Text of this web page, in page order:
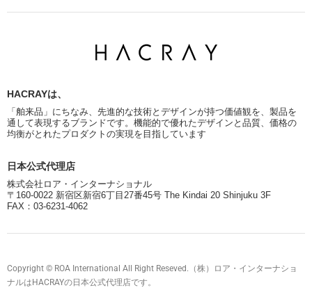
HACRAYは、
「舶来品」にちなみ、先進的な技術とデザインが持つ価値観を、製品を
通して表現するブランドです。機能的で優れたデザインと品質、価格の
均衡がとれたプロダクトの実現を目指しています
日本公式代理店
株式会社ロア・インターナショナル
〒160-0022 新宿区新宿6丁目27番45号 The Kindai 20 Shinjuku 3F
FAX：03-6231-4062
Copyright © ROA International All Right Reseved.（株）ロア・インターナショ
ナルはHACRAYの日本公式代理店です。